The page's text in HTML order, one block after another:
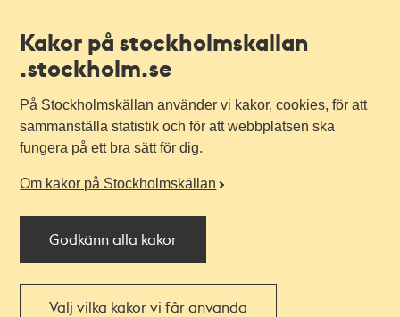
Kakor på stockholmskallan
.stockholm.se
På Stockholmskällan använder vi kakor, cookies, för att
sammanställa statistik och för att webbplatsen ska
fungera på ett bra sätt för dig.
Om kakor på Stockholmskällan
Godkänn alla kakor
Välj vilka kakor vi får använda